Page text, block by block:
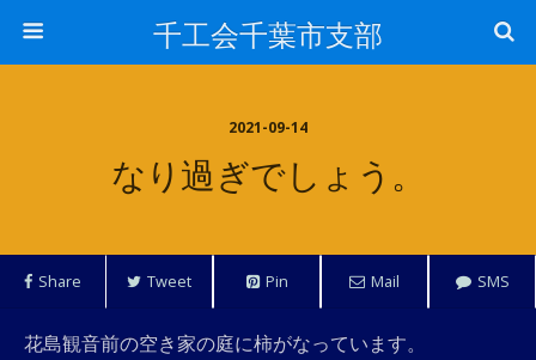
千工会千葉市支部
2021-09-14
なり過ぎでしょう。
Share Tweet Pin Mail SMS
花島観音前の空き家の庭に柿がなっています。